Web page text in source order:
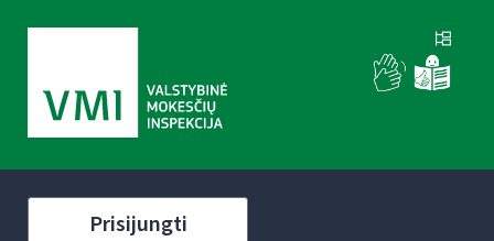
Prisijungti